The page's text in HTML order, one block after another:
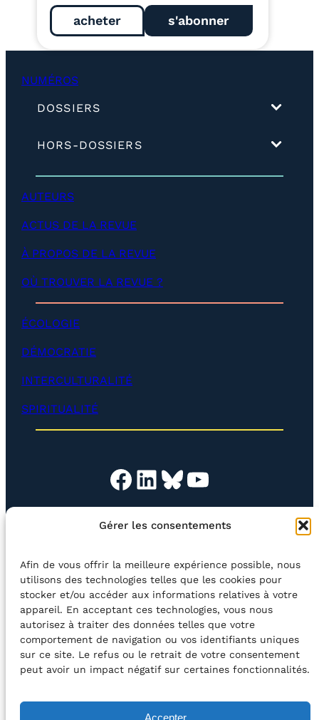
Gérer les consentements
Afin de vous offrir la meilleure expérience possible, nous
utilisons des technologies telles que les cookies pour
stocker et/ou accéder aux informations relatives à votre
appareil. En acceptant ces technologies, vous nous
autorisez à traiter des données telles que votre
comportement de navigation ou vos identifiants uniques
sur ce site. Le refus ou le retrait de votre consentement
peut avoir un impact négatif sur certaines fonctionnalités.
Accepter
acheter s'abonner
NUMÉROS
DOSSIERS
v
l
e
)
HORS-DOSSIERS(
p
r
AUTEURS
ACTUS DE LA REVUE
À PROPOS DE LA REVUE
OÙ TROUVER LA REVUE ?
ÉCOLOGIE
DÉMOCRATIE
INTERCULTURALITÉ
SPIRITUALITÉ
Facebook LinkedIn Bluesky YouTube
Rechercher
©2026 Centre Avec asblBE33 5230​ 8091​ 4546
avec le soutien de la Fédération Wallonie-Bruxelles